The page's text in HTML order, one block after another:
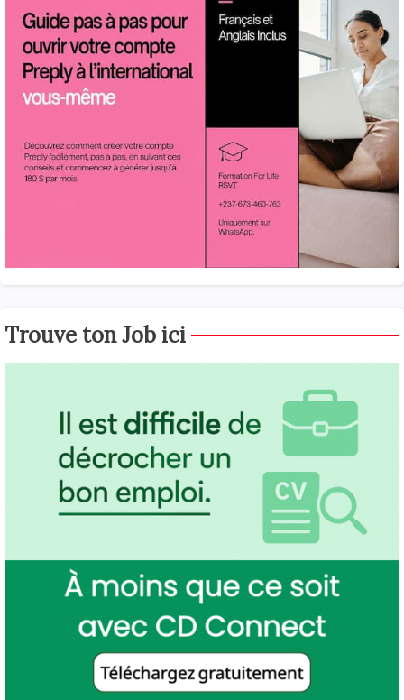
Trouve ton Job ici